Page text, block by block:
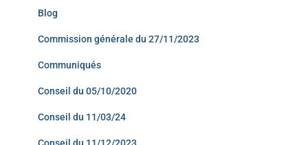
Blog
Commission générale du 27/11/2023
Communiqués
Conseil du 05/10/2020
Conseil du 11/03/24